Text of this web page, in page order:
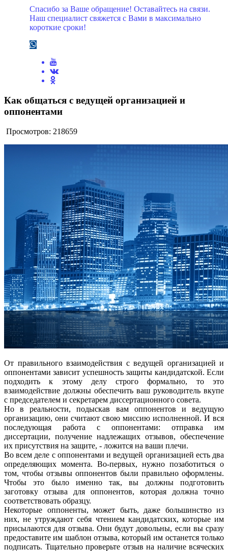
Спасибо за Ваше обращение! Оставайтесь на связи.
Наш специалист свяжется с Вами в максимально
короткие сроки!
Как общаться с ведущей организацией и
оппонентами
Просмотров: 218659
От правильного взаимодействия с ведущей организацией и
оппонентами зависит успешность защиты кандидатской. Если
подходить к этому делу строго формально, то это
взаимодействие должны обеспечить ваш руководитель вкупе
с председателем и секретарем диссертационного совета.
Но в реальности, подыскав вам оппонентов и ведущую
организацию, они считают свою миссию исполненной. И вся
последующая работа с оппонентами: отправка им
диссертации, получение надлежащих отзывов, обеспечение
их присутствия на защите, - ложится на ваши плечи.
Во всем деле с оппонентами и ведущей организацией есть два
определяющих момента. Во-первых, нужно позаботиться о
том, чтобы отзывы оппонентов были правильно оформлены.
Чтобы это было именно так, вы должны подготовить
заготовку отзыва для оппонентов, которая должна точно
соответствовать образцу.
Некоторые оппоненты, может быть, даже большинство из
них, не утруждают себя чтением кандидатских, которые им
присылаются для отзыва. Они будут довольны, если вы сразу
предоставите им шаблон отзыва, который им останется только
подписать. Тщательно проверьте отзыв на наличие всяческих